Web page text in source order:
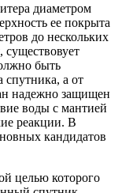
диаметром
ее покрыта
до нескольких
существовует
быть
спутника, а от
надежно защищен
воды с мантией
реакции. В
кандидатов
целью которого